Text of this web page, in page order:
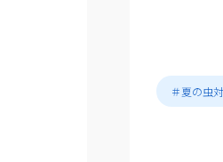
＃夏の虫